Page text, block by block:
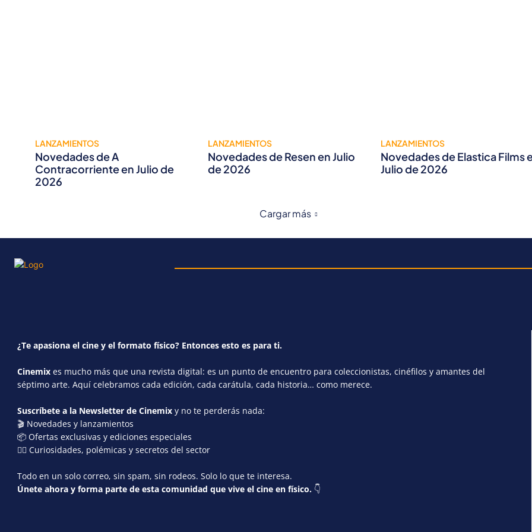
LANZAMIENTOS
Novedades de A
Contracorriente en Julio de
2026
LANZAMIENTOS
Novedades de Resen en Julio
de 2026
LANZAMIENTOS
Novedades de Elastica Films
Julio de 2026
Cargar más
¿Te apasiona el cine y el formato físico? Entonces esto es para ti.
Cinemix es mucho más que una revista digital: es un punto de encuentro para coleccionistas, cinéfilos y amantes del
séptimo arte. Aquí celebramos cada edición, cada carátula, cada historia… como merece.
Suscríbete a la Newsletter de Cinemix y no te perderás nada:
🎬 Novedades y lanzamientos
📦 Ofertas exclusivas y ediciones especiales
🕵️‍♂️ Curiosidades, polémicas y secretos del sector
Todo en un solo correo, sin spam, sin rodeos. Solo lo que te interesa.
Únete ahora y forma parte de esta comunidad que vive el cine en físico. 👇